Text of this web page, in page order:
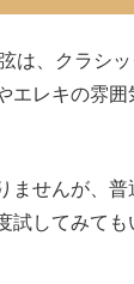
は、クラシ
エレキの雰囲
ませんが、
試してみて